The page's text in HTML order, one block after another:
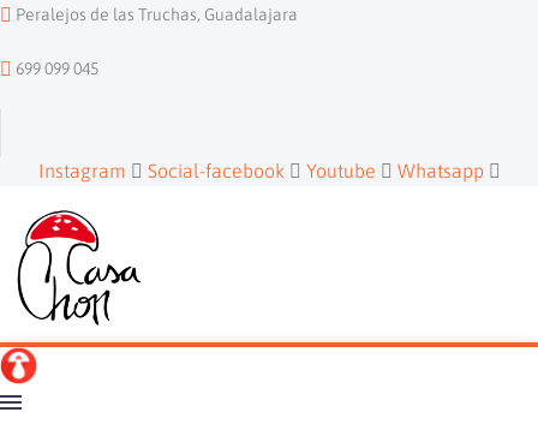
Peralejos de las Truchas, Guadalajara
699 099 045
Instagram Social-facebook Youtube Whatsapp